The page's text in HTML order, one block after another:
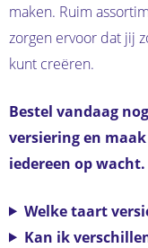
maken. Ruim
zorgen ervoor dat jij
kunt creëren.
Bestel vandaag
versiering en
iedereen op wacht.
Welke taart
Kan ik